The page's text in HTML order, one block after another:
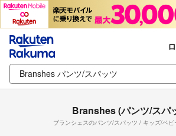
Branshes (パンツ/スパ
ブランシェスのパンツ/スパッツ / キッズ/ベビ